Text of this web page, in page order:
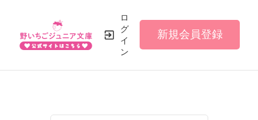
ロ
グ
イ
ン
新規会員登録